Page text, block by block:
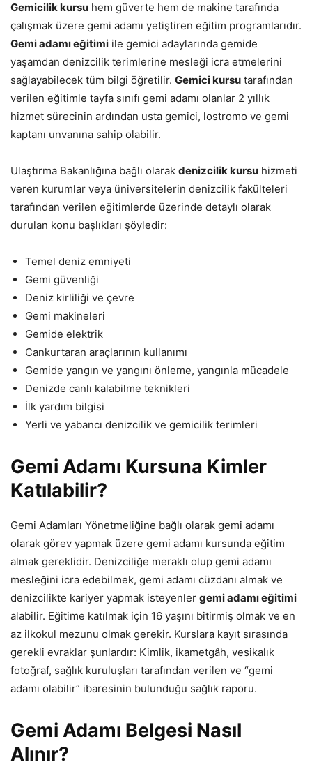
Gemicilik kursu hem güverte hem de makine tarafında
çalışmak üzere gemi adamı yetiştiren eğitim programlarıdır.
Gemi adamı eğitimi ile gemici adaylarında gemide
yaşamdan denizcilik terimlerine mesleği icra etmelerini
sağlayabilecek tüm bilgi öğretilir. Gemici kursu tarafından
verilen eğitimle tayfa sınıfı gemi adamı olanlar 2 yıllık
hizmet sürecinin ardından usta gemici, lostromo ve gemi
kaptanı unvanına sahip olabilir.
Ulaştırma Bakanlığına bağlı olarak denizcilik kursu hizmeti
veren kurumlar veya üniversitelerin denizcilik fakülteleri
tarafından verilen eğitimlerde üzerinde detaylı olarak
durulan konu başlıkları şöyledir:
Temel deniz emniyeti
Gemi güvenliği
Deniz kirliliği ve çevre
Gemi makineleri
Gemide elektrik
Cankurtaran araçlarının kullanımı
Gemide yangın ve yangını önleme, yangınla mücadele
Denizde canlı kalabilme teknikleri
İlk yardım bilgisi
Yerli ve yabancı denizcilik ve gemicilik terimleri
Gemi Adamı Kursuna Kimler
Katılabilir?
Gemi Adamları Yönetmeliğine bağlı olarak gemi adamı
olarak görev yapmak üzere gemi adamı kursunda eğitim
almak gereklidir. Denizciliğe meraklı olup gemi adamı
mesleğini icra edebilmek, gemi adamı cüzdanı almak ve
denizcilikte kariyer yapmak isteyenler gemi adamı eğitimi
alabilir. Eğitime katılmak için 16 yaşını bitirmiş olmak ve en
az ilkokul mezunu olmak gerekir. Kurslara kayıt sırasında
gerekli evraklar şunlardır: Kimlik, ikametgâh, vesikalık
fotoğraf, sağlık kuruluşları tarafından verilen ve “gemi
adamı olabilir” ibaresinin bulunduğu sağlık raporu.
Gemi Adamı Belgesi Nasıl
Alınır?